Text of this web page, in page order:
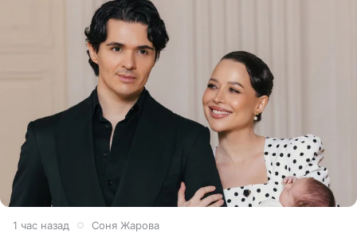
1 час назад Соня Жарова